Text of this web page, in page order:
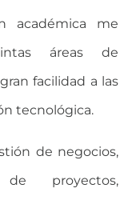
académica me
áreas de
facilidad a las
tecnológica.
de negocios,
proyectos,